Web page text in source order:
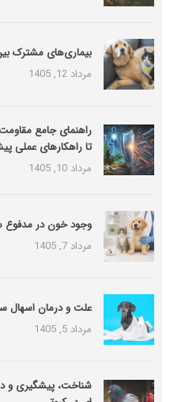
بیماری‌های مشترک
مرداد 12, 1405
تا راهکارهای عملی
مرداد 10, 1405
وجود خون در مدفوع
مرداد 7, 1405
علت و درمان
مرداد 5, 1405
شناخت، پیشگیری و